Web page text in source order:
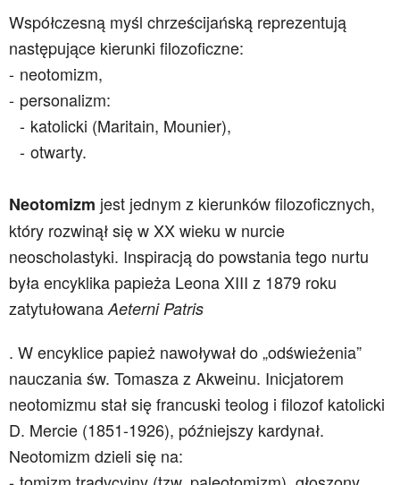
Współczesną myśl chrześcijańską reprezentują
następujące kierunki filozoficzne:
neotomizm,
personalizm:
katolicki (Maritain, Mounier),
otwarty.
Neotomizm jest jednym z kierunków filozoficznych,
który rozwinął się w XX wieku w nurcie
neoscholastyki. Inspiracją do powstania tego nurtu
była encyklika papieża Leona XIII z 1879 roku
zatytułowana Aeterni Patris
. W encyklice papież nawoływał do „odświeżenia”
nauczania św. Tomasza z Akweinu. Inicjatorem
neotomizmu stał się francuski teolog i filozof katolicki
D. Mercie (1851-1926), późniejszy kardynał.
Neotomizm dzieli się na: